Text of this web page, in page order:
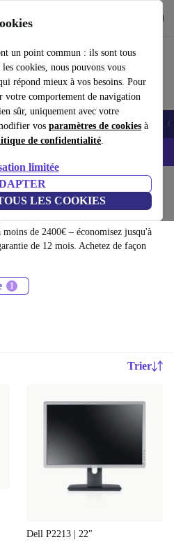
un point commun : ils sont tous
cookies, nous pouvons vous
répond mieux à vos besoins. Pour
votre comportement de navigation
sûr, uniquement avec votre
vos paramètres de cookies à
de confidentialité.
limitée
LES COOKIES
Montres connectées Accessoires
– Code: IPHONEDEAL -
de 2400€ – économisez jusqu'à
de 12 mois. Achetez de façon
Trier
Dell P2213 | 22"